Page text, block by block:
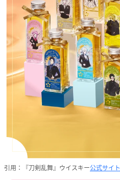
引用：『刀剣乱舞』ウイスキー公式サイト